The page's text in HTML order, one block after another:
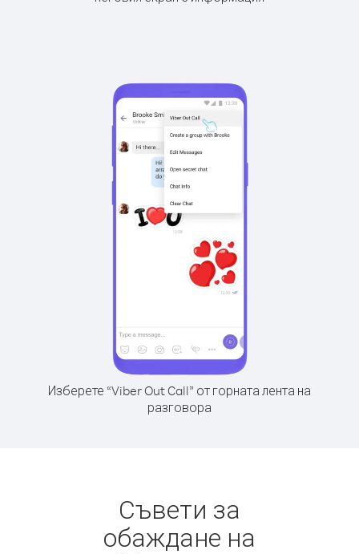
Изберете “Viber Out Call” от горната лента на
разговора
Съвети за
обаждане на